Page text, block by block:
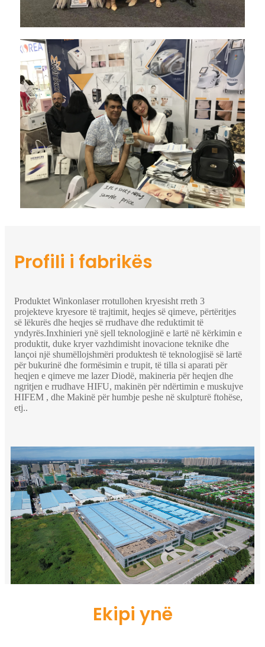
Profili i fabrikës
Produktet Winkonlaser rrotullohen kryesisht rreth 3
projekteve kryesore të trajtimit, heqjes së qimeve, përtëritjes
së lëkurës dhe heqjes së rrudhave dhe reduktimit të
yndyrës.Inxhinieri ynë sjell teknologjinë e lartë në kërkimin e
produktit, duke kryer vazhdimisht inovacione teknike dhe
lançoi një shumëllojshmëri produktesh të teknologjisë së lartë
për bukurinë dhe formësimin e trupit, të tilla si aparati për
heqjen e qimeve me lazer Diodë, makineria për heqjen dhe
ngritjen e rrudhave HIFU, makinën për ndërtimin e muskujve
HIFEM , dhe Makinë për humbje peshe në skulpturë ftohëse,
etj..
Ekipi ynë